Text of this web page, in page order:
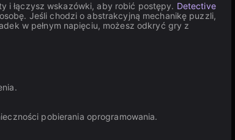
i łączysz wskazówki, aby robić postępy. Detective
Jeśli chodzi o abstrakcyjną mechanikę puzzli,
w pełnym napięciu, możesz odkryć gry z
pobierania oprogramowania.